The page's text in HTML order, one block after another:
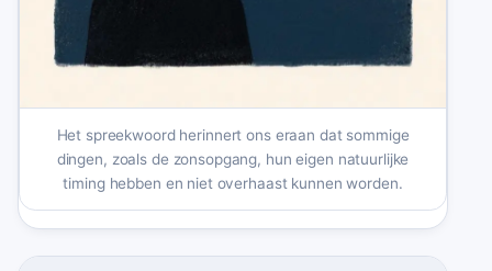
Het spreekwoord herinnert ons eraan dat sommige
dingen, zoals de zonsopgang, hun eigen natuurlijke
timing hebben en niet overhaast kunnen worden.